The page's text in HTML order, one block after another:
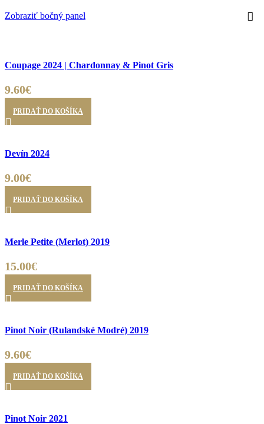
Zobraziť bočný panel
Coupage 2024 | Chardonnay & Pinot Gris
9.60€
PRIDAŤ DO KOŠÍKA
Devín 2024
9.00€
PRIDAŤ DO KOŠÍKA
Merle Petite (Merlot) 2019
15.00€
PRIDAŤ DO KOŠÍKA
Pinot Noir (Rulandské Modré) 2019
9.60€
PRIDAŤ DO KOŠÍKA
Pinot Noir 2021